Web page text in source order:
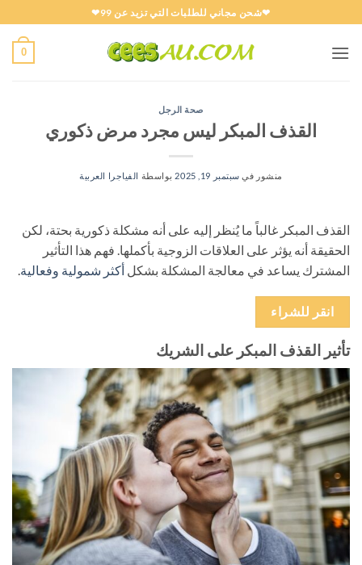
للمحتوى
❤شحن مجاني للطلبات التي تزيد عن 99❤
0
صحة الرجل
القذف المبكر ليس مجرد مرض ذكوري
منشور في سبتمبر 19, 2025 بواسطة الفياجرا العربية
القذف المبكر غالباً ما يُنظر إليه على أنه مشكلة ذكورية بحتة، لكن
الحقيقة أنه يؤثر على العلاقات الزوجية بأكملها. فهم هذا التأثير
المشترك يساعد في معالجة المشكلة بشكل أكثر شمولية وفعالية
انقر للشراء
تأثير القذف المبكر على الشريك